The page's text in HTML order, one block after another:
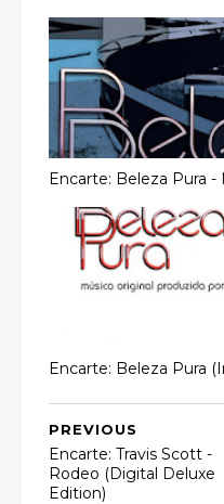
Encarte: Beleza Pura -
Encarte: Beleza Pura
PREVIOUS
Encarte: Travis Scott -
Rodeo (Digital Deluxe
Edition)